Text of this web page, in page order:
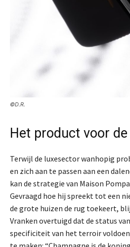
©D.R.
Het product voor
Terwijl de luxesector wanhopig
en zich aan te passen aan een
kan de strategie van Maison
Gevraagd hoe hij spreekt tot een
de grote huizen de rug toekeert,
Vranken overtuigd dat de status
specificiteit van het terroir